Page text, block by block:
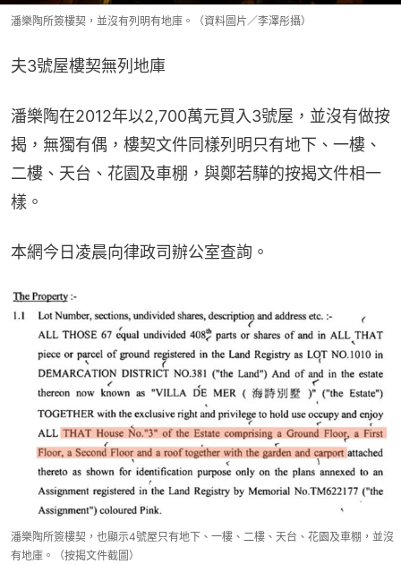
潘樂陶所簽樓契，並沒有列明有地庫。（資料圖片／李澤彤攝）
夫3號屋樓契無列地庫
潘樂陶在2012年以2,700萬元買入3號屋，並沒有做按
揭，無獨有偶，樓契文件同樣列明只有地下、一樓、
二樓、天台、花園及車棚，與鄭若驊的按揭文件相一
樣。
本網今日凌晨向律政司辦公室查詢。
潘樂陶所簽樓契，也顯示4號屋只有地下、一樓、二樓、天台、花園及車棚，並沒
有地庫。（按揭文件截圖）